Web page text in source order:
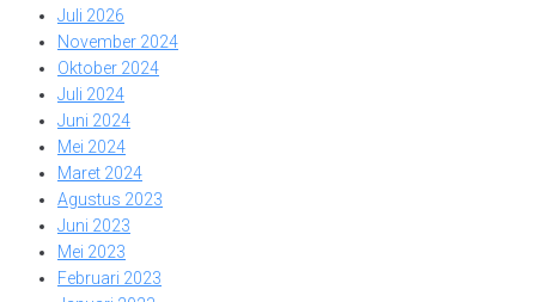
Juli 2026
November 2024
Oktober 2024
Juli 2024
Juni 2024
Mei 2024
Maret 2024
Agustus 2023
Juni 2023
Mei 2023
Februari 2023